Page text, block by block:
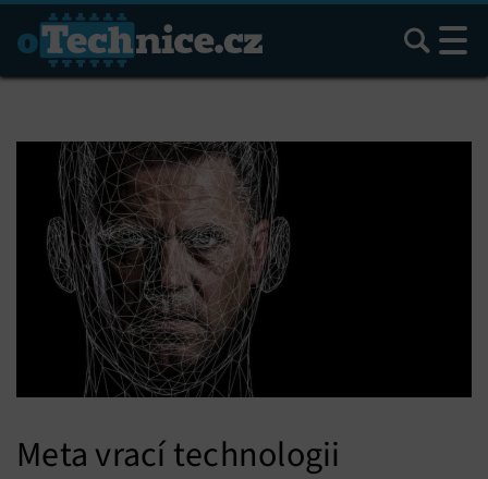
Hledat
Meta vrací technologii